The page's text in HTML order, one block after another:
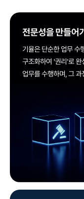
전문성을 만들어
기율은 단순한 업무 수
구조화하여 '권리'로 완
업무를 수행하며, 그